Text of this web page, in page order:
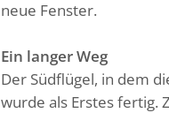
neue Fenster.
Ein langer Weg
Der Südflügel, in dem
wurde als Erstes fertig.